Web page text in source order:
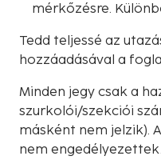
mérkőzésre.
Tedd teljessé az
hozzáadásával a
Minden jegy csak a
szurkolói/szekciói
másként nem jelzik).
nem engedélyezettek.